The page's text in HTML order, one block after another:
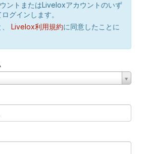
ントまたはLiveloxアカウントのいず
グインします。
Livelox利用規約に同意したことに